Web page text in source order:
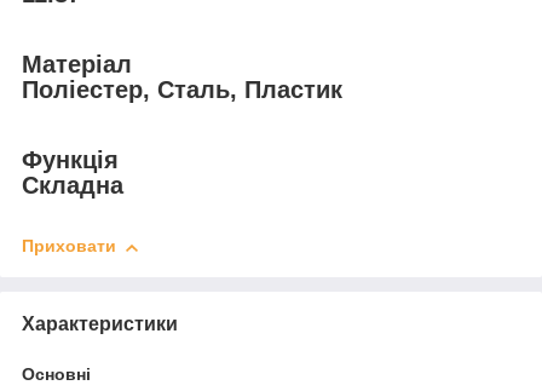
Матеріал
Поліестер, Сталь, Пластик
Функція
Складна
Приховати
Характеристики
Основні